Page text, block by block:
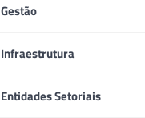
Gestão
Infraestrutura
Entidades Setoriais